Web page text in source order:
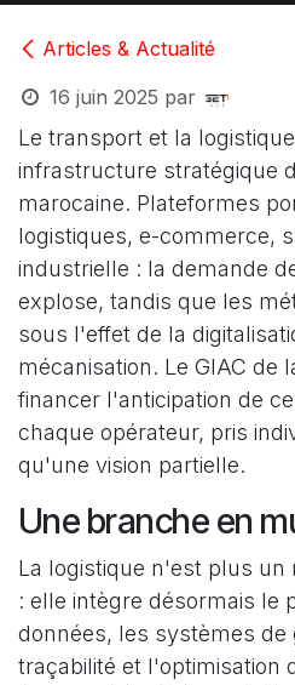
Articles & Actualité
16 juin 2025 par
Le transport et la
infrastructure stratégique
marocaine. Plateformes
logistiques, e-commerce,
industrielle : la demande
explose, tandis que les
sous l'effet de la
mécanisation. Le GIAC de
financer l'anticipation de
chaque opérateur, pris
qu'une vision partielle.
Une branche en
La logistique n'est plus un
: elle intègre désormais le
données, les systèmes de
traçabilité et l'optimisation